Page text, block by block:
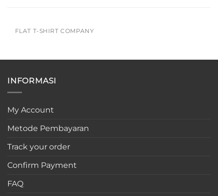
FLAT T-SHIRT COMPANY
INFORMASI
My Account
Metode Pembayaran
Track your order
Confirm Payment
FAQ